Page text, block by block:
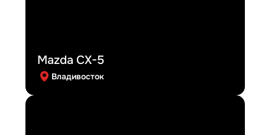
Mazda CX-5
Владивосток